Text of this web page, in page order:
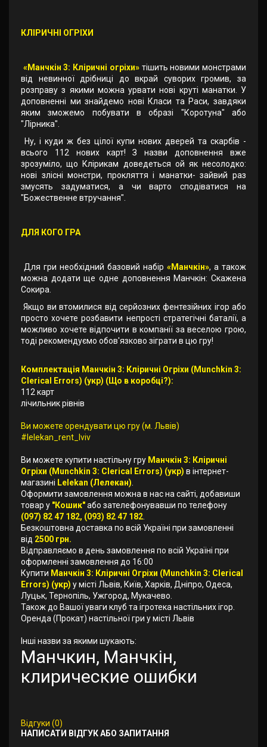
КЛІРИЧНІ ОГРІХИ
«Манчкін 3: Кліричні огріхи»тішить новими монстрами
від невинної дрібниці до вкрай суворих громив, за
розправу з якими можна урвати нові круті манатки. У
доповненні ми знайдемо нові Класи та Раси, завдяки
яким зможемо побувати в образі "Коротуна" або
"Лірника".
Ну, і куди ж без цілої купи нових дверей та скарбів -
всього 112 нових карт! З назви доповнення вже
зрозуміло, що Клірикам доведеться ой як несолодко:
нові злісні монстри, прокляття і манатки- зайвий раз
змусять задуматися, а чи варто сподіватися на
"Божественне втручання".
ДЛЯ КОГО ГРА
Для гри необхідний базовий набір «Манчкін», а також
можна додати ще одне доповнення Манчкін: Скажена
Сокира.
Якщо ви втомилися від серйозних фентезійних ігор або
просто хочете розбавити непрості стратегічні баталії, а
можливо хочете відпочити в компанії за веселою грою,
тоді рекомендуємо обов'язково зіграти в цю гру!
Комплектація Манчкін 3: Кліричні Огріхи (Munchkin 3:
Clerical Errors) (укр) (Що в коробці?):
112 карт
лічильник рівнів
Ви можете орендувати цю гру (м. Львів)
#lelekan_rent_lviv
Ви можете купити настільну гру Манчкін 3: Кліричні
Огріхи (Munchkin 3: Clerical Errors) (укр) в інтернет-
магазині Lelekan (Лелекан)
Оформити замовлення можна в нас на сайті, добавиши
товар у "Кошик"або зателефонувавши по телефону
(097) 82 47 182, (093) 82 47 182
Безкоштовна доставка по всій Україні при замовленні
від 2500 грн.
Відправляємо в день замовлення по всій Україні при
оформленні замовлення до 16:00
Купити Манчкін 3: Кліричні Огріхи (Munchkin 3: Clerical
Errors) (укр) у місті Львів, Київ, Харків, Дніпро, Одеса,
Луцьк, Тернопіль, Ужгород, Мукачево.
Також до Вашої уваги клуб та ігротека настільних ігор.
Оренда (Прокат) настільної гри у місті Львів
Інші назви за якими шукають:
Манчкин, Манчкін,
клирические ошибки
Відгуки (0)
НАПИСАТИ ВІДГУК АБО ЗАПИТАННЯ